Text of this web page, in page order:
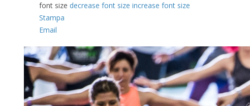
font size decrease font size increase font size
Stampa
Email